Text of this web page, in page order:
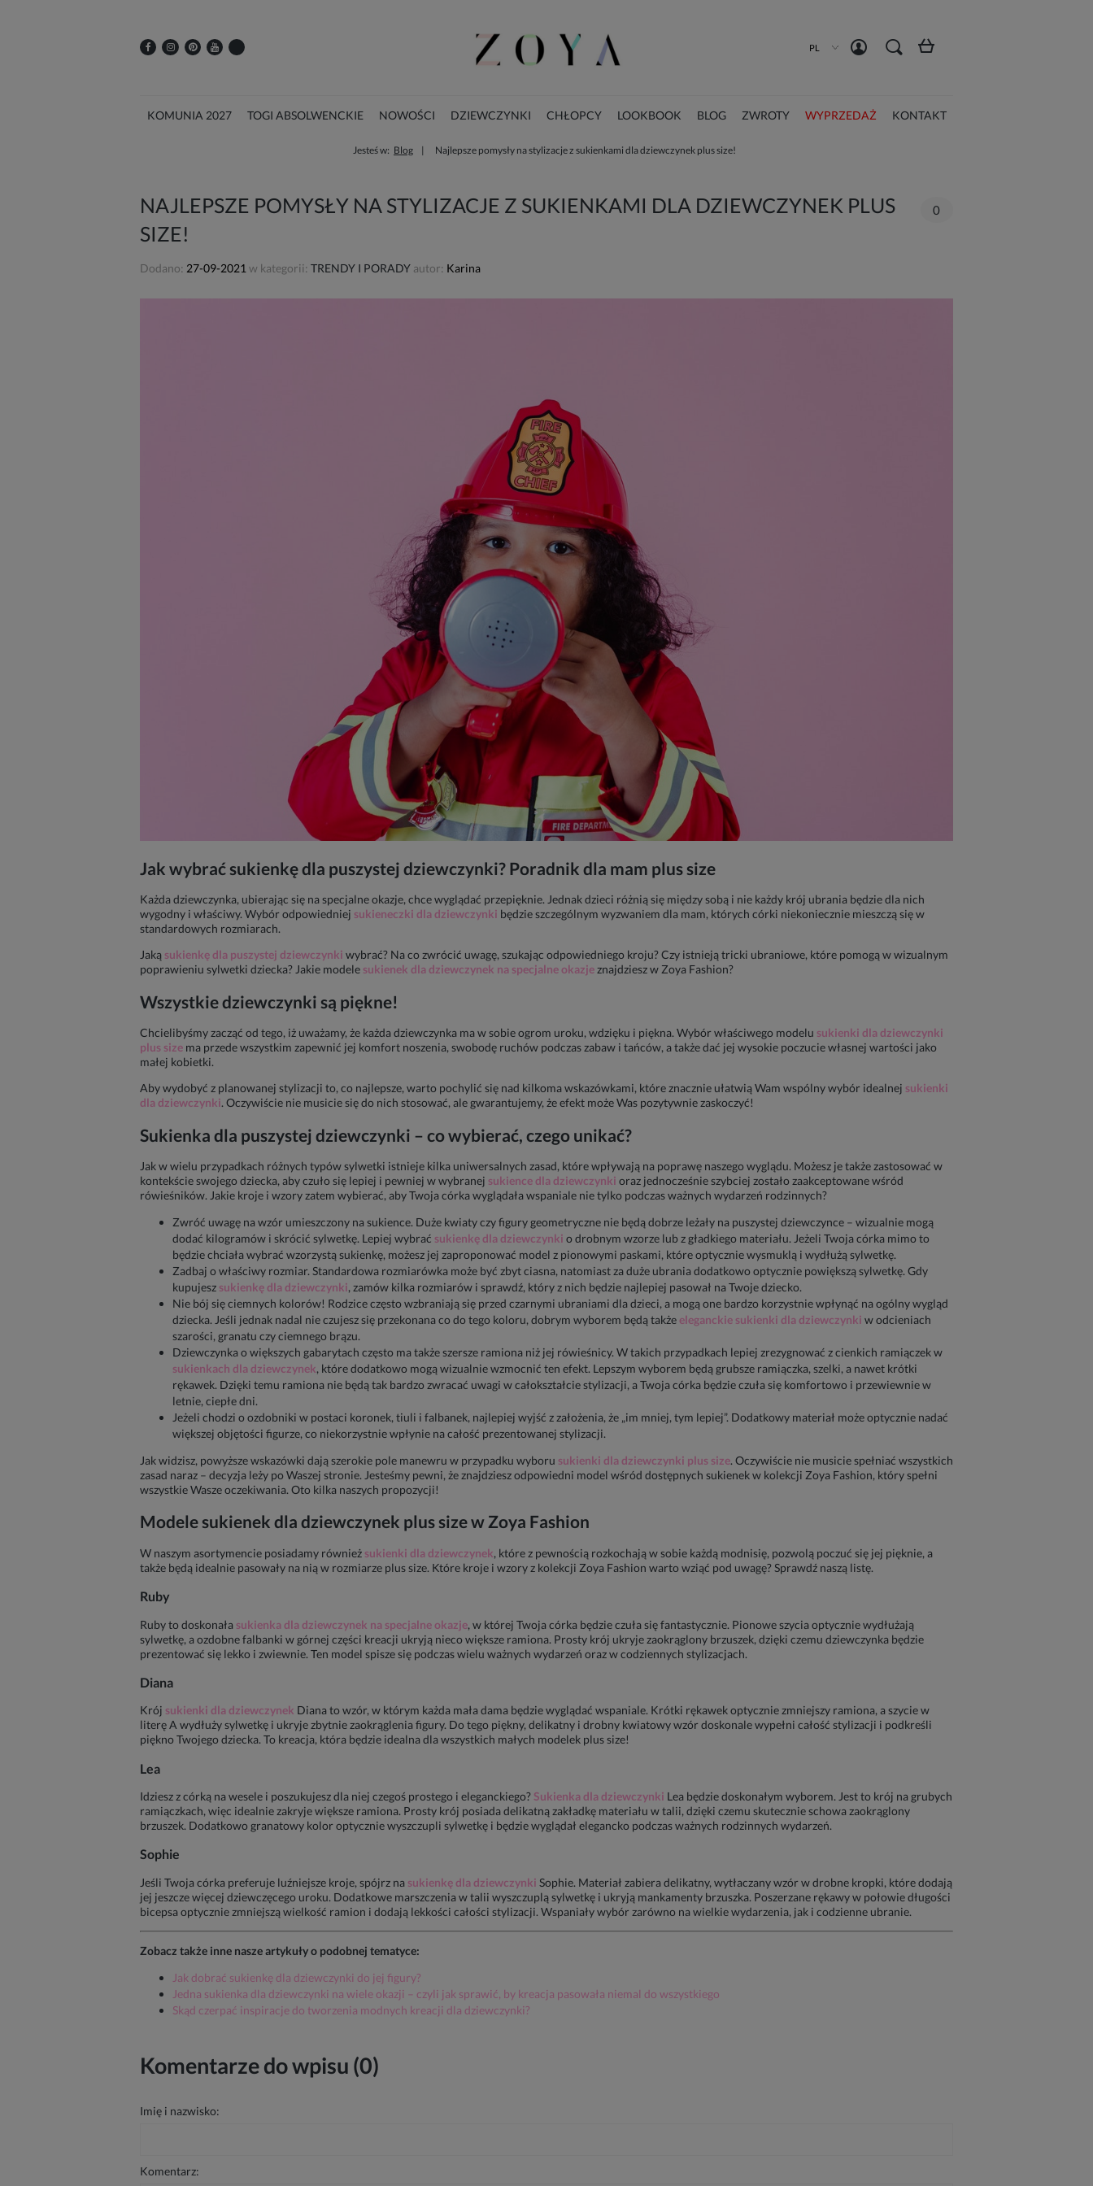
PL
KOMUNIA 2027 TOGI ABSOLWENCKIE NOWOŚCI DZIEWCZYNKI CHŁOPCY LOOKBOOK BLOG ZWROTY WYPRZEDAŻ KONTAKT
Jesteś w: Blog Najlepsze pomysły na stylizacje z sukienkami dla dziewczynek plus size!
NAJLEPSZE POMYSŁY NA STYLIZACJE Z SUKIENKAMI DLA DZIEWCZYNEK PLUS
SIZE!
0
Dodano: 27-09-2021w kategorii: TRENDY I PORADY autor: Karina
Jak wybrać sukienkę dla puszystej dziewczynki? Poradnik dla mam plus size
Każda dziewczynka, ubierając się na specjalne okazje, chce wyglądać przepięknie. Jednak dzieci różnią się między sobą i nie każdy krój ubrania będzie dla nich
wygodny i właściwy. Wybór odpowiedniej sukieneczki dla dziewczynki będzie szczególnym wyzwaniem dla mam, których córki niekoniecznie mieszczą się w
standardowych rozmiarach.
Jaką sukienkę dla puszystej dziewczynki wybrać? Na co zwrócić uwagę, szukając odpowiedniego kroju? Czy istnieją tricki ubraniowe, które pomogą w wizualnym
poprawieniu sylwetki dziecka? Jakie modele sukienek dla dziewczynek na specjalne okazjeznajdziesz w Zoya Fashion?
Wszystkie dziewczynki są piękne!
Chcielibyśmy zacząć od tego, iż uważamy, że każda dziewczynka ma w sobie ogrom uroku, wdzięku i piękna. Wybór właściwego modelu sukienki dla dziewczynki
plus size ma przede wszystkim zapewnić jej komfort noszenia, swobodę ruchów podczas zabaw i tańców, a także dać jej wysokie poczucie własnej wartości jako
małej kobietki.
Aby wydobyć z planowanej stylizacji to, co najlepsze, warto pochylić się nad kilkoma wskazówkami, które znacznie ułatwią Wam wspólny wybór idealnej sukienki
dla dziewczynki. Oczywiście nie musicie się do nich stosować, ale gwarantujemy, że efekt może Was pozytywnie zaskoczyć!
Sukienka dla puszystej dziewczynki – co wybierać, czego unikać?
Jak w wielu przypadkach różnych typów sylwetki istnieje kilka uniwersalnych zasad, które wpływają na poprawę naszego wyglądu. Możesz je także zastosować w
kontekście swojego dziecka, aby czuło się lepiej i pewniej w wybranej sukience dla dziewczynki oraz jednocześnie szybciej zostało zaakceptowane wśród
rówieśników. Jakie kroje i wzory zatem wybierać, aby Twoja córka wyglądała wspaniale nie tylko podczas ważnych wydarzeń rodzinnych?
Zwróć uwagę na wzór umieszczony na sukience. Duże kwiaty czy figury geometryczne nie będą dobrze leżały na puszystej dziewczynce – wizualnie mogą
dodać kilogramów i skrócić sylwetkę. Lepiej wybrać sukienkę dla dziewczynki o drobnym wzorze lub z gładkiego materiału. Jeżeli Twoja córka mimo to
będzie chciała wybrać wzorzystą sukienkę, możesz jej zaproponować model z pionowymi paskami, które optycznie wysmuklą i wydłużą sylwetkę.
Zadbaj o właściwy rozmiar. Standardowa rozmiarówka może być zbyt ciasna, natomiast za duże ubrania dodatkowo optycznie powiększą sylwetkę. Gdy
kupujesz sukienkę dla dziewczynki, zamów kilka rozmiarów i sprawdź, który z nich będzie najlepiej pasował na Twoje dziecko.
Nie bój się ciemnych kolorów! Rodzice często wzbraniają się przed czarnymi ubraniami dla dzieci, a mogą one bardzo korzystnie wpłynąć na ogólny wygląd
dziecka. Jeśli jednak nadal nie czujesz się przekonana co do tego koloru, dobrym wyborem będą takżeeleganckie sukienki dla dziewczynki w odcieniach
szarości, granatu czy ciemnego brązu.
Dziewczynka o większych gabarytach często ma także szersze ramiona niż jej rówieśnicy. W takich przypadkach lepiej zrezygnować z cienkich ramiączek w
sukienkach dla dziewczynek, które dodatkowo mogą wizualnie wzmocnić ten efekt. Lepszym wyborem będą grubsze ramiączka, szelki, a nawet krótki
rękawek. Dzięki temu ramiona nie będą tak bardzo zwracać uwagi w całokształcie stylizacji, a Twoja córka będzie czuła się komfortowo i przewiewnie w
letnie, ciepłe dni.
Jeżeli chodzi o ozdobniki w postaci koronek, tiuli i falbanek, najlepiej wyjść z założenia, że „im mniej, tym lepiej”. Dodatkowy materiał może optycznie nadać
większej objętości figurze, co niekorzystnie wpłynie na całość prezentowanej stylizacji.
Jak widzisz, powyższe wskazówki dają szerokie pole manewru w przypadku wyboru sukienki dla dziewczynki plus size. Oczywiście nie musicie spełniać wszystkich
zasad naraz – decyzja leży po Waszej stronie. Jesteśmy pewni, że znajdziesz odpowiedni model wśród dostępnych sukienek w kolekcji Zoya Fashion, który spełni
wszystkie Wasze oczekiwania. Oto kilka naszych propozycji!
Modelesukienek dla dziewczynek plus size w Zoya Fashion
W naszym asortymencie posiadamy również sukienki dla dziewczynek, które z pewnością rozkochają w sobie każdą modnisię, pozwolą poczuć się jej pięknie, a
także będą idealnie pasowały na nią w rozmiarze plus size. Które kroje i wzory z kolekcji Zoya Fashion warto wziąć pod uwagę? Sprawdź naszą listę.
Ruby
Rubyto doskonała sukienka dla dziewczynek na specjalne okazje, w której Twoja córka będzie czuła się fantastycznie. Pionowe szycia optycznie wydłużają
sylwetkę, a ozdobne falbanki w górnej części kreacji ukryją nieco większe ramiona. Prosty krój ukryje zaokrąglony brzuszek, dzięki czemu dziewczynka będzie
prezentować się lekko i zwiewnie. Ten model spisze się podczas wielu ważnych wydarzeń oraz w codziennych stylizacjach.
Diana
Krój sukienki dla dziewczynek Dianato wzór, w którym każda mała dama będzie wyglądać wspaniale. Krótki rękawek optycznie zmniejszy ramiona, a szycie w
literę A wydłuży sylwetkę i ukryje zbytnie zaokrąglenia figury. Do tego piękny, delikatny i drobny kwiatowy wzór doskonale wypełni całość stylizacji i podkreśli
piękno Twojego dziecka. To kreacja, która będzie idealna dla wszystkich małych modelek plus size!
Lea
Idziesz z córką na wesele i poszukujesz dla niej czegoś prostego i eleganckiego?Sukienka dla dziewczynki Lea będzie doskonałym wyborem. Jest to krój na grubych
ramiączkach, więc idealnie zakryje większe ramiona. Prosty krój posiada delikatną zakładkę materiału w talii, dzięki czemu skutecznie schowa zaokrąglony
brzuszek. Dodatkowo granatowy kolor optycznie wyszczupli sylwetkę i będzie wyglądał elegancko podczas ważnych rodzinnych wydarzeń.
Sophie
Jeśli Twoja córka preferuje luźniejsze kroje, spójrz na sukienkę dla dziewczynki Sophie. Materiał zabiera delikatny, wytłaczany wzór w drobne kropki, które dodają
jej jeszcze więcej dziewczęcego uroku. Dodatkowe marszczenia w talii wyszczuplą sylwetkę i ukryją mankamenty brzuszka. Poszerzane rękawy w połowie długości
bicepsa optycznie zmniejszą wielkość ramion i dodają lekkości całości stylizacji. Wspaniały wybór zarówno na wielkie wydarzenia, jak i codzienne ubranie.
Zobacz także inne nasze artykuły o podobnej tematyce:
Jak dobrać sukienkę dla dziewczynki do jej figury?
Jedna sukienka dla dziewczynki na wiele okazji – czyli jak sprawić, by kreacja pasowała niemal do wszystkiego
Skąd czerpać inspiracje do tworzenia modnych kreacji dla dziewczynki?
Komentarze do wpisu (0)
Imię i nazwisko:
Komentarz: